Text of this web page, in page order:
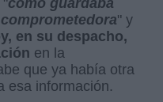
"como guardaba
" y
en su despacho,
en la
que ya había otra
esa información.